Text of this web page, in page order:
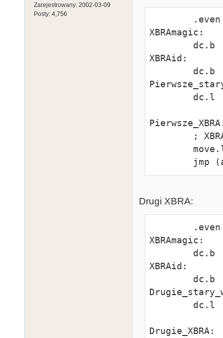
Zarejestrowany: 2002-03-09
Posty: 4,756
XBRAmagic:
XBRAid:
Drugi XBRA:
XBRAmagic:
XBRAid:
Drugie_XBRA: